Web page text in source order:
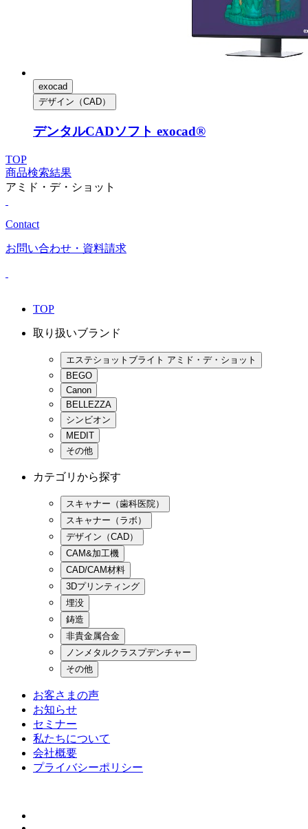
exocad
デザイン（CAD）
デンタルCADソフト exocad®
TOP
商品検索結果
アミド・デ・ショット
Contact
お問い合わせ ・資料請求
TOP
取り扱いブランド
エステショットブライト アミド・デ・ショット
BEGO
Canon
BELLEZZA
シンビオン
MEDIT
その他
カテゴリから探す
スキャナー（歯科医院）
スキャナー（ラボ）
デザイン（CAD）
CAM&加工機
CAD/CAM材料
3Dプリンティング
埋没
鋳造
非貴金属合金
ノンメタルクラスプデンチャー
その他
お客さまの声
お知らせ
セミナー
私たちについて
会社概要
プライバシーポリシー